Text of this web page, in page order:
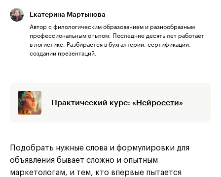
Екатерина Мартынова
Автор с филологическим образованием и разнообразным
профессиональным опытом. Последние десять лет работает
в логистике. Разбирается в бухгалтерии, сертификации,
создании презентаций.
Практический курс: « Нейросети»
Подобрать нужные слова и формулировки для
объявления бывает сложно и опытным
маркетологам, и тем, кто впервые пытается